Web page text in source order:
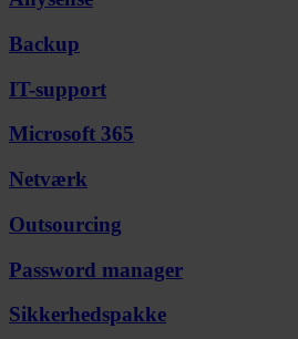
Backup
IT-support
Microsoft 365
Netværk
Outsourcing
Password manager
Sikkerhedspakke